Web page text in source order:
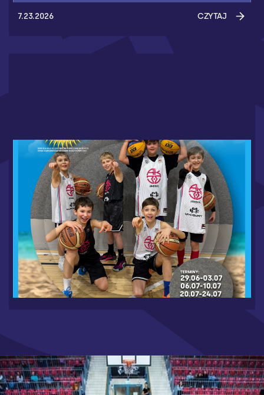
7.23.2026 CZYTAJ
WAKACJE W MYCOURT 2026 - RUSZAMY Z
ZAPISAMI
6.19.2026 CZYTAJ